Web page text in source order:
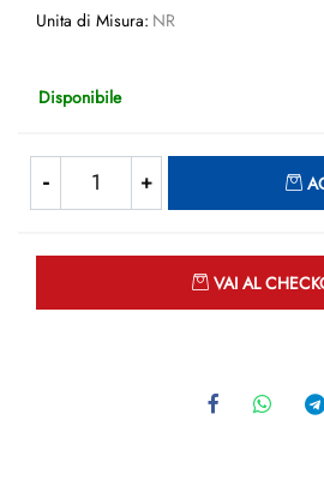
Unita di Misura: NR
Disponibile
VAI AL